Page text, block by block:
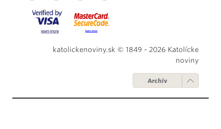
katolickenoviny.sk © 1849 - 2026 Katolícke
noviny
Archív